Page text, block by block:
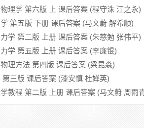
研室)
理学 第六版 上 课后答案 (程守洙 江之永)
第五版 下册 课后答案 (马文蔚 解希顺)
学 第二版 上册 课后答案 (朱慈勉 张伟平)
学 第五版 上册 课后答案 (李廉锟)
理方法 第四版 课后答案 (梁昆淼)
第三版 课后答案 (漆安慎 杜婵英)
教程 第二版 上册 课后答案 (马文蔚 周雨